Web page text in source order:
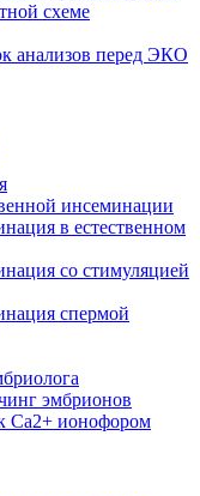
схеме
анализов перед ЭКО
инсеминации
в естественном
со стимуляцией
спермой
эмбрионов
Са2+ ионофором